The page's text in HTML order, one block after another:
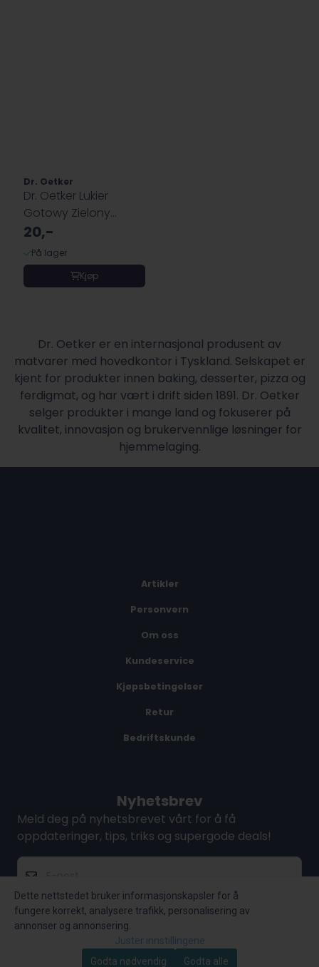
Dr. Oetker
Dr. Oetker Lukier
Gotowy Zielony
Green Frosting ...
20,-
På lager
Kjøp
Dr. Oetker er en internasjonal produsent av
matvarer med hovedkontor i Tyskland. Selskapet er
kjent for produkter innen baking, desserter, pizza og
ferdigmat, og har vært i drift siden 1891. Dr. Oetker
selger produkter i mange land og fokuserer på
kvalitet, innovasjon og brukervennlige løsninger for
hjemmelaging.
Artikler
Personvern
Om oss
Kundeservice
Kjøpsbetingelser
Retur
Bedriftskunde
Nyhetsbrev
Meld deg på nyhetsbrevet vårt for å få
oppdateringer, tips, triks og supergode deals!
Abonner på nyhetsbrev
Dette nettstedet bruker informasjonskapsler for å
fungere korrekt, analysere trafikk, personalisering av
annonser og annonsering.
Juster innstillingene
Godta nødvendig
Godta alle